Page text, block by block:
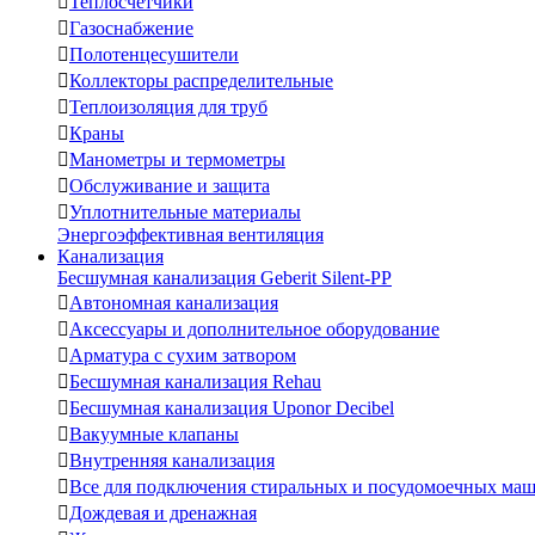
Газоснабжение
Полотенцесушители
Коллекторы распределительные
Теплоизоляция для труб
Краны
Манометры и термометры
Обслуживание и защита
Уплотнительные материалы
Энергоэффективная вентиляция
Канализация
Бесшумная канализация Geberit Silent-PP
Автономная канализация
Аксессуары и дополнительное оборудование
Арматура с сухим затвором
Бесшумная канализация Rehau
Бесшумная канализация Uponor Decibel
Вакуумные клапаны
Внутренняя канализация
Все для подключения стиральных и посудомоечных
Дождевая и дренажная